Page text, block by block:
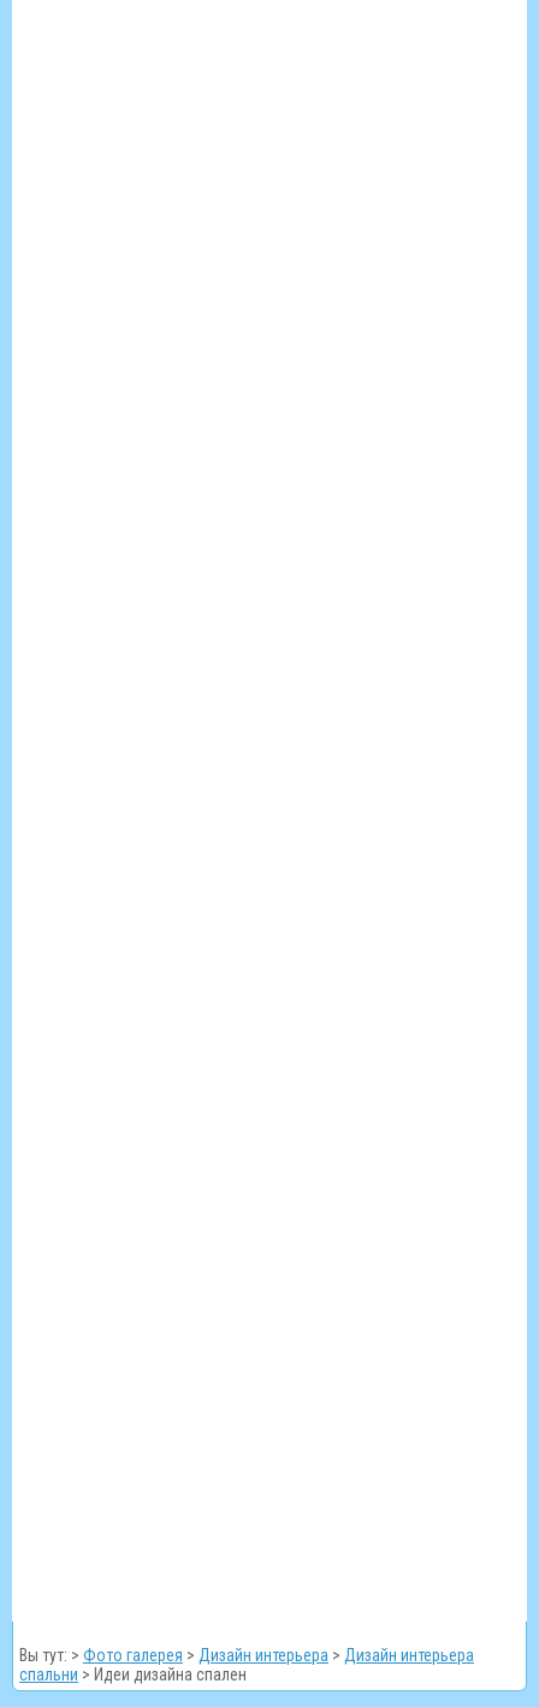
Вы тут: > Фото галерея > Дизайн интерьера > Дизайн интерьера
спальни > Идеи дизайна спален